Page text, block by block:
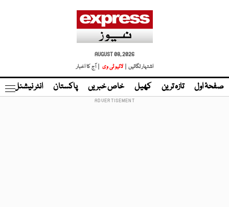
AUGUST 08, 2026
اشتہار لگائیں |
لائیو ٹی وی | آج کا اخبار
صفحۂ اول تازہ ترین کھیل خاص خبریں پاکستان انٹر نیشنل